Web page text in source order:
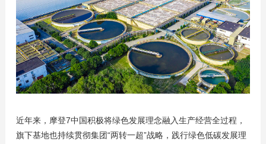
近年来，摩登7中国积极将绿色发展理念融入生产经营全过程，
旗下基地也持续贯彻集团“两转一超”战略，践行绿色低碳发展理